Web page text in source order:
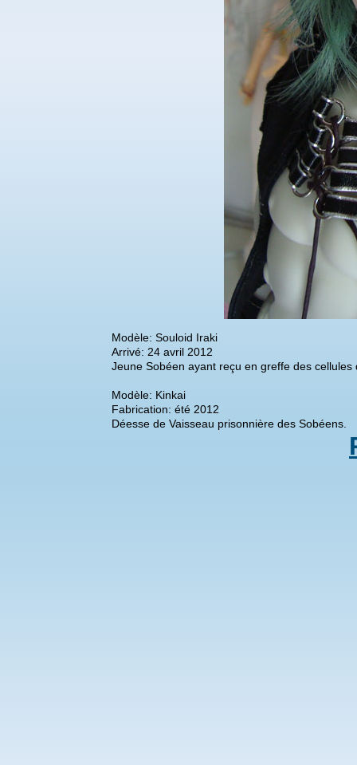
Modèle: Souloid Iraki
Arrivé: 24 avril 2012
Jeune Sobéen ayant reçu en greffe des
Modèle: Kinkai
Fabrication: été 2012
Déesse de Vaisseau prisonnière des Sobéens.